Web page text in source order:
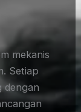
mekanis
Setiap
dengan